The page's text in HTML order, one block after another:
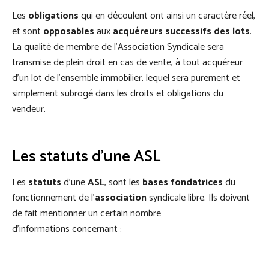
Les obligationsqui en découlent ont ainsi un caractère réel,
et sont opposablesauxacquéreurs successifs des lots.
La qualité de membre de l’Association Syndicale sera
transmise de plein droit en cas de vente, à tout acquéreur
d’un lot de l’ensemble immobilier, lequel sera purement et
simplement subrogé dans les droits et obligations du
vendeur.
Les statuts d'une ASL
Les statutsd’uneASL, sont les bases fondatricesdu
fonctionnement de l’associationsyndicale libre. Ils doivent
de fait mentionner un certain nombre
d’informations concernant :